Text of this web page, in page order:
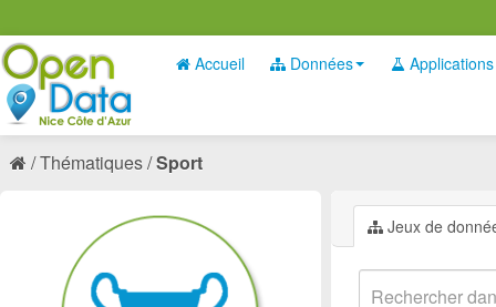
Accueil Données Applications
Thématiques Sport
Jeux de